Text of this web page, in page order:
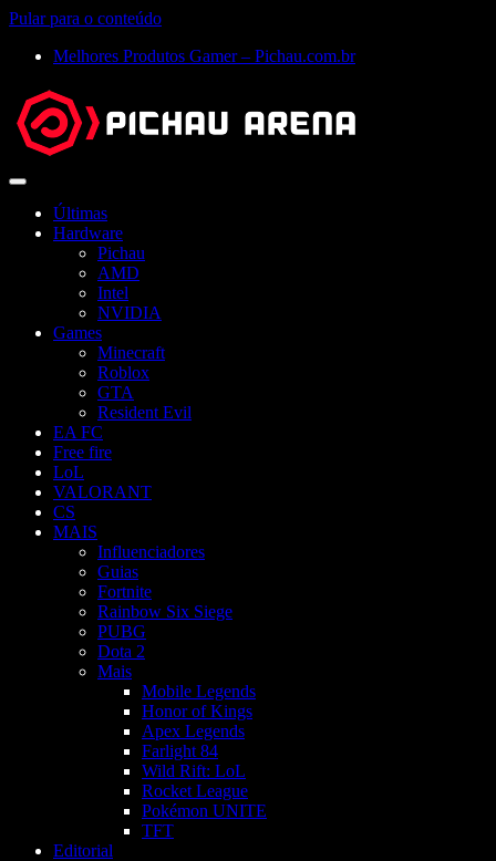
Pular para o conteúdo
Melhores Produtos Gamer – Pichau.com.br
Abrir
Últimas
Hardware
Pichau
AMD
Intel
NVIDIA
Games
Minecraft
Roblox
GTA
Resident Evil
EA FC
Free fire
LoL
VALORANT
CS
MAIS
Influenciadores
Guias
Fortnite
Rainbow Six Siege
PUBG
Dota 2
Mais
Mobile Legends
Honor of Kings
Apex Legends
Farlight 84
Wild Rift: LoL
Rocket League
Pokémon UNITE
TFT
Editorial